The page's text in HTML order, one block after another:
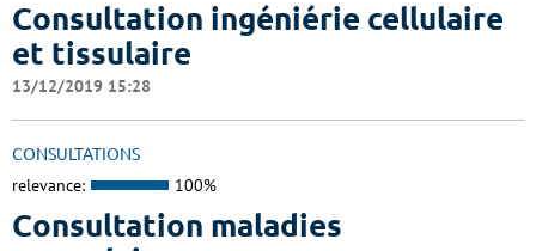
Consultation ingéniérie cellulaire
et tissulaire
13/12/2019 15:28
CONSULTATIONS
relevance: 100%
Consultation maladies